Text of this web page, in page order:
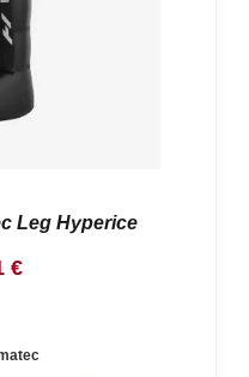
Leg Hyperice
€